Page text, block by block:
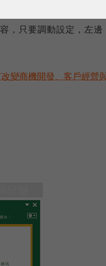
置。左邊是最終報表呈
，只要調動設定，左邊
變商機開發、客戶經營